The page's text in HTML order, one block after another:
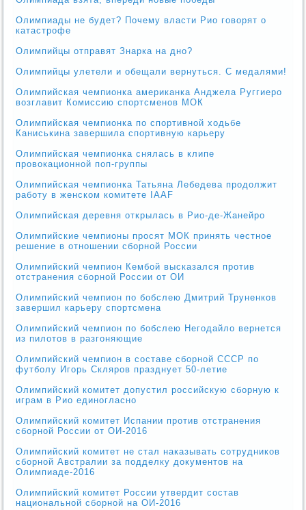
Олимпиады не будет? Почему власти Рио говорят о
катастрофе
Олимпийцы отправят Знарка на дно?
Олимпийцы улетели и обещали вернуться. С медалями!
Олимпийская чемпионка американка Анджела Руггиеро
возглавит Комиссию спортсменов МОК
Олимпийская чемпионка по спортивной ходьбе
Каниськина завершила спортивную карьеру
Олимпийская чемпионка снялась в клипе
провокационной поп-группы
Олимпийская чемпионка Татьяна Лебедева продолжит
работу в женском комитете IAAF
Олимпийская деревня открылась в Рио-де-Жанейро
Олимпийские чемпионы просят МОК принять честное
решение в отношении сборной России
Олимпийский чемпион Кембой высказался против
отстранения сборной России от ОИ
Олимпийский чемпион по бобслею Дмитрий Труненков
завершил карьеру спортсмена
Олимпийский чемпион по бобслею Негодайло вернется
из пилотов в разгоняющие
Олимпийский чемпион в составе сборной СССР по
футболу Игорь Скляров празднует 50-летие
Олимпийский комитет допустил российскую сборную к
играм в Рио единогласно
Олимпийский комитет Испании против отстранения
сборной России от ОИ-2016
Олимпийский комитет не стал наказывать сотрудников
сборной Австралии за подделку документов на
Олимпиаде-2016
Олимпийский комитет России утвердит состав
национальной сборной на ОИ-2016